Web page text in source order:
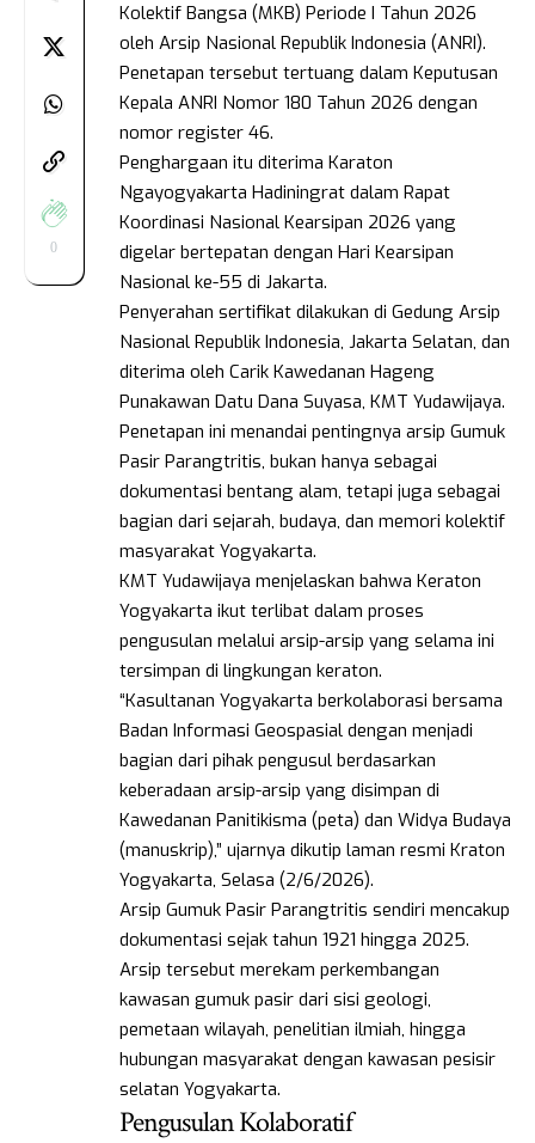
0
Kolektif Bangsa (MKB) Periode I Tahun 2026
oleh Arsip Nasional Republik Indonesia (ANRI).
Penetapan tersebut tertuang dalam Keputusan
Kepala ANRI Nomor 180 Tahun 2026 dengan
nomor register 46.
Penghargaan itu diterima Karaton
Ngayogyakarta Hadiningrat dalam Rapat
Koordinasi Nasional Kearsipan 2026 yang
digelar bertepatan dengan Hari Kearsipan
Nasional ke-55 di Jakarta.
Penyerahan sertifikat dilakukan di Gedung Arsip
Nasional Republik Indonesia, Jakarta Selatan, dan
diterima oleh Carik Kawedanan Hageng
Punakawan Datu Dana Suyasa, KMT Yudawijaya.
Penetapan ini menandai pentingnya arsip Gumuk
Pasir Parangtritis, bukan hanya sebagai
dokumentasi bentang alam, tetapi juga sebagai
bagian dari sejarah, budaya, dan memori kolektif
masyarakat Yogyakarta.
KMT Yudawijaya menjelaskan bahwa Keraton
Yogyakarta ikut terlibat dalam proses
pengusulan melalui arsip-arsip yang selama ini
tersimpan di lingkungan keraton.
“Kasultanan Yogyakarta berkolaborasi bersama
Badan Informasi Geospasial dengan menjadi
bagian dari pihak pengusul berdasarkan
keberadaan arsip-arsip yang disimpan di
Kawedanan Panitikisma (peta) dan Widya Budaya
(manuskrip),” ujarnya dikutip laman resmi Kraton
Yogyakarta, Selasa (2/6/2026).
Arsip Gumuk Pasir Parangtritis sendiri mencakup
dokumentasi sejak tahun 1921 hingga 2025.
Arsip tersebut merekam perkembangan
kawasan gumuk pasir dari sisi geologi,
pemetaan wilayah, penelitian ilmiah, hingga
hubungan masyarakat dengan kawasan pesisir
selatan Yogyakarta.
Pengusulan Kolaboratif